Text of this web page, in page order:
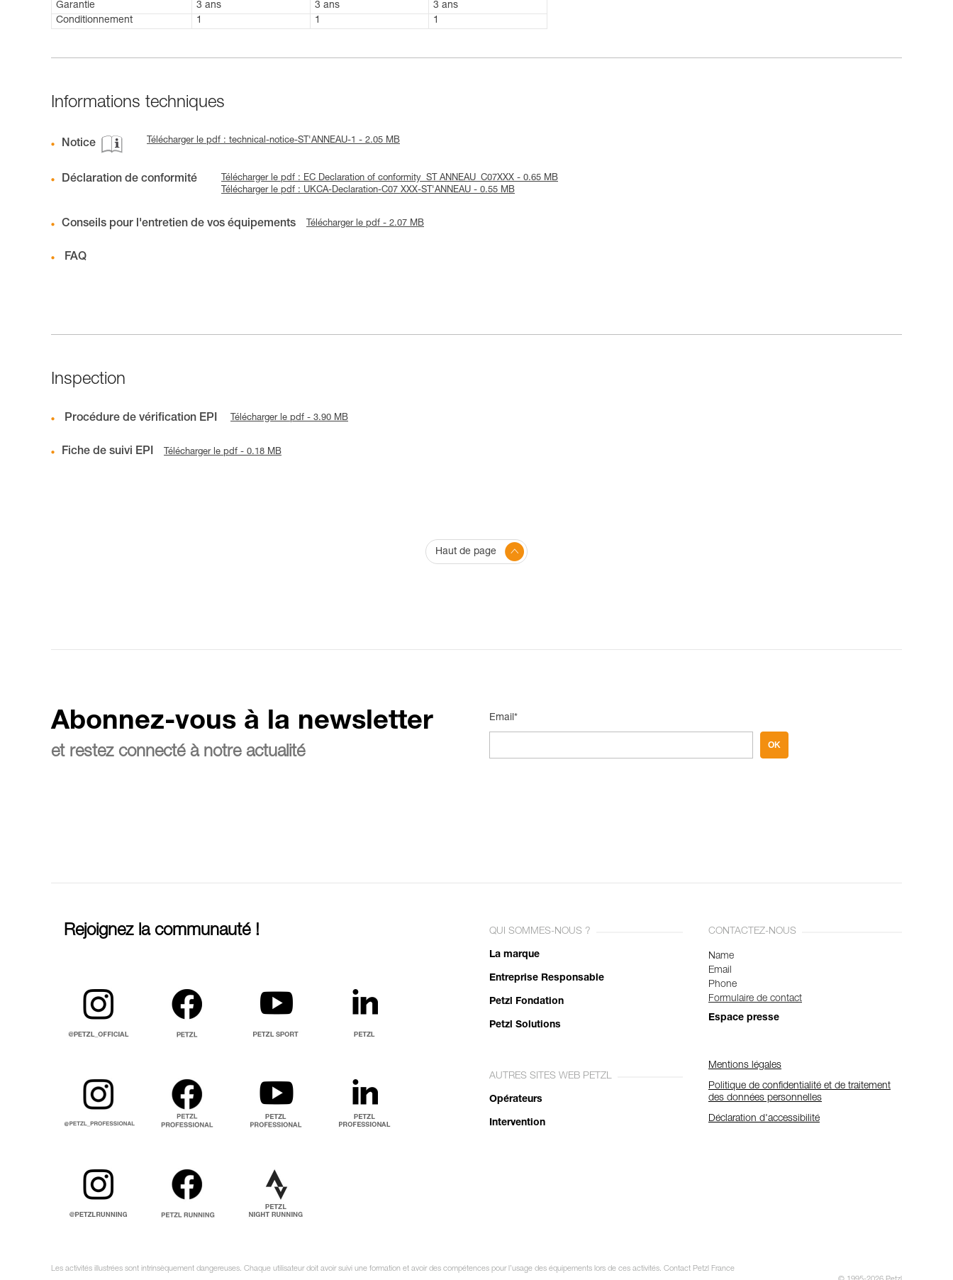
Garantie
3 ans 3 ans
3 ans
Conditionnement
1 1 1
Informations techniques
Notice Télécharger le pdf : technical-notice-ST'ANNEAU-1 - 2.05 MB
Déclaration de conformité
Télécharger le pdf : EC Declaration of conformity_ST ANNEAU_C07XXX - 0.65 MB
Télécharger le pdf : UKCA-Declaration-C07 XXX-ST'ANNEAU - 0.55 MB
Conseils pour l'entretien de vos équipements Télécharger le pdf - 2.07 MB
FAQ
Inspection
Procédure de vérification EPI Télécharger le pdf - 3.90 MB
Fiche de suivi EPI Télécharger le pdf - 0.18 MB
Haut de page
Abonnez-vous à la newsletter
et restez connecté à notre actualité
Email*
OK
Rejoignez la communauté ! QUI SOMMES-NOUS ?
La marque
Entreprise Responsable
Petzl Fondation
Petzl Solutions
AUTRES SITES WEB PETZL
Opérateurs
Intervention
CONTACTEZ-NOUS
Name
Email
Phone
Formulaire de contact
Espace presse
Mentions légales
Politique de confidentialité et de traitement
des données personnelles
Déclaration d'accessibilité
Les activités illustrées sont intrinsèquement dangereuses. Chaque utilisateur doit avoir suivi une formation et avoir des compétences pour l’usage des équipements lors de ces activités. Contact Petzl France